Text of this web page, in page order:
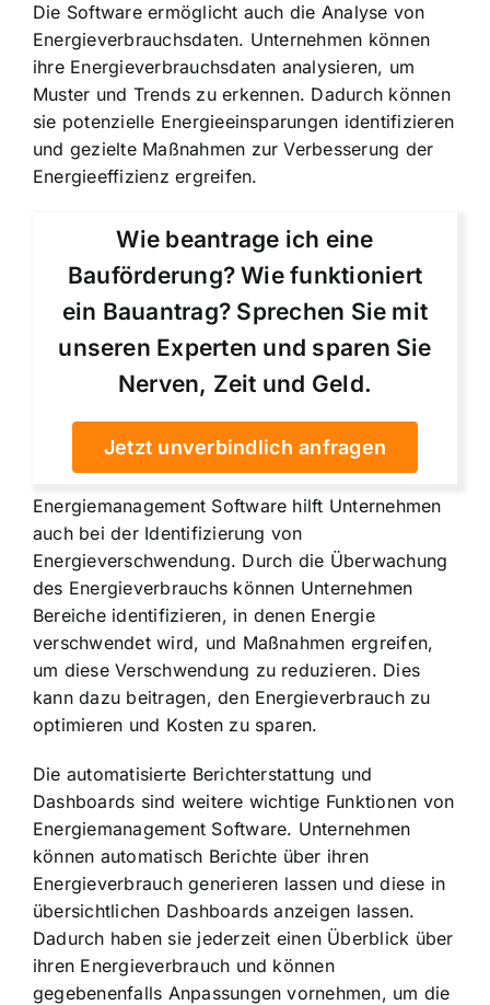
Die Software ermöglicht auch die Analyse von
Energieverbrauchsdaten. Unternehmen können
ihre Energieverbrauchsdaten analysieren, um
Muster und Trends zu erkennen. Dadurch können
sie potenzielle Energieeinsparungen identifizieren
und gezielte Maßnahmen zur Verbesserung der
Energieeffizienz ergreifen.
Wie beantrage ich eine
Bauförderung? Wie funktioniert
ein Bauantrag? Sprechen Sie mit
unseren Experten und sparen Sie
Nerven, Zeit und Geld.
Jetzt unverbindlich anfragen
Energiemanagement Software hilft Unternehmen
auch bei der Identifizierung von
Energieverschwendung. Durch die Überwachung
des Energieverbrauchs können Unternehmen
Bereiche identifizieren, in denen Energie
verschwendet wird, und Maßnahmen ergreifen,
um diese Verschwendung zu reduzieren. Dies
kann dazu beitragen, den Energieverbrauch zu
optimieren und Kosten zu sparen.
Die automatisierte Berichterstattung und
Dashboards sind weitere wichtige Funktionen von
Energiemanagement Software. Unternehmen
können automatisch Berichte über ihren
Energieverbrauch generieren lassen und diese in
übersichtlichen Dashboards anzeigen lassen.
Dadurch haben sie jederzeit einen Überblick über
ihren Energieverbrauch und können
gegebenenfalls Anpassungen vornehmen, um die